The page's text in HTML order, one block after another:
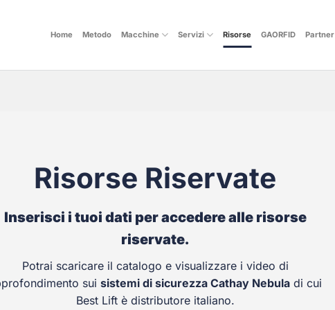
Home Metodo Macchine Servizi Risorse GAORFID Partner
Risorse Riservate
Inserisci i tuoi dati per accedere alle risorse
riservate.
Potrai scaricare il catalogo e visualizzare i video di
sui sistemi di sicurezza Cathay Nebula di cui
Best Lift è distributore italiano.